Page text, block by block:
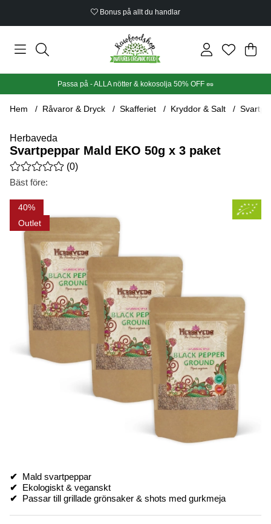
Bonus på allt du handlar
Din
.
Passa på - ALLA nötter & kokosolja 50% OFF 🥜
Hem Råvaror & Dryck Skafferiet Kryddor & Salt
Herbaveda
Svartpeppar Mald EKO 50g x 3 paket
Medelbetyg 0 av 5 Antal betyg 0
(0)
Bäst före:
40
Outlet
Produktbilder Svartpeppar Mald EKO 50g x 3 paket
✔
Mald svartpeppar
✔
Ekologiskt & veganskt
✔
Passar till grillade grönsaker & shots med gurkmeja